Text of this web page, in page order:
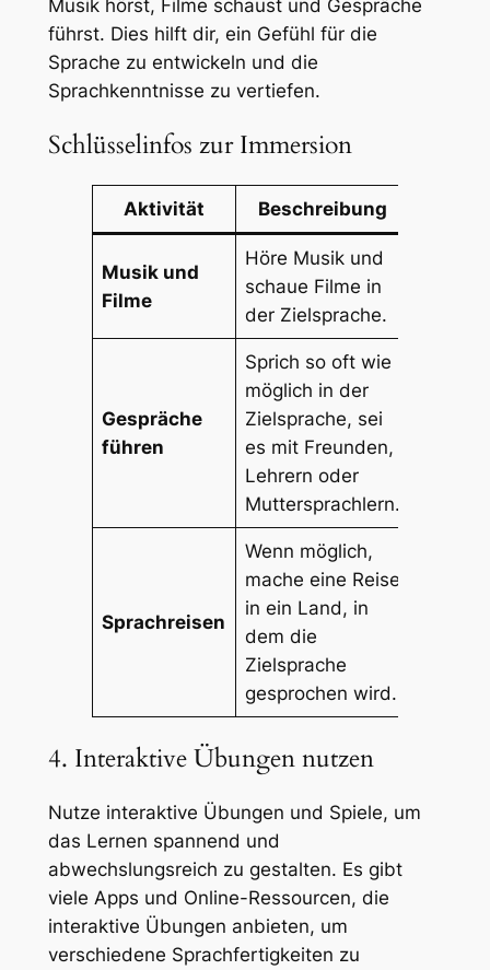
Musik hörst, Filme schaust und Gespräche
führst. Dies hilft dir, ein Gefühl für die
Sprache zu entwickeln und die
Sprachkenntnisse zu vertiefen.
Schlüsselinfos zur Immersion
Aktivität Beschreibung
Musik und
Filme
Höre Musik und
schaue Filme in
der Zielsprache.
Gespräche
führen
Sprich so oft wie
möglich in der
Zielsprache, sei
es mit Freunden,
Lehrern oder
Muttersprachlern.
Sprachreisen
Wenn möglich,
mache eine Reise
in ein Land, in
dem die
Zielsprache
gesprochen wird.
4. Interaktive Übungen nutzen
Nutze interaktive Übungen und Spiele, um
das Lernen spannend und
abwechslungsreich zu gestalten. Es gibt
viele Apps und Online-Ressourcen, die
interaktive Übungen anbieten, um
verschiedene Sprachfertigkeiten zu